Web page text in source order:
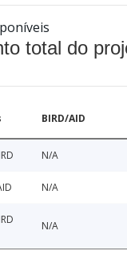
total do
BIRD/AID
N/A
N/A
N/A